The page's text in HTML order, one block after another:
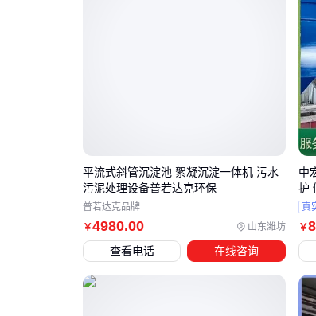
￥4980.00 山东潍坊
平流式斜管沉淀池 絮凝沉淀一体机 污水
污泥处理设备普若达克环保
普若达克品牌
查看电话 在线咨询
￥
中
护
真